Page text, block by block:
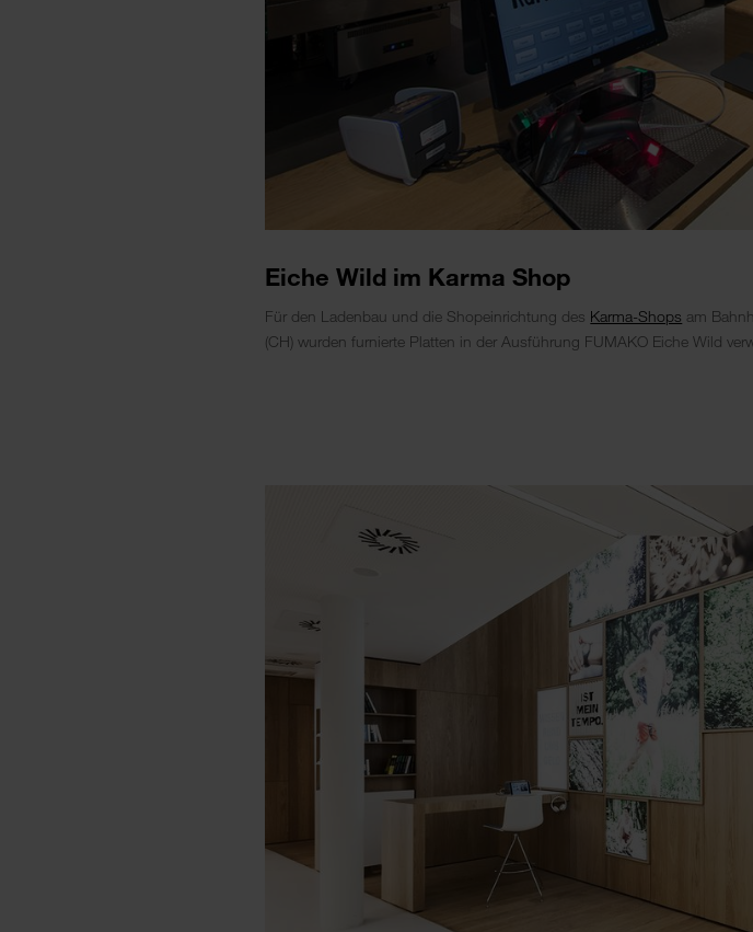
Eiche Wild im Karma Shop
Für den Ladenbau und die Shopeinrichtung des Karma-Shops am
(CH) wurden furnierte Platten in der Ausführung FUMAKO Eiche Wild